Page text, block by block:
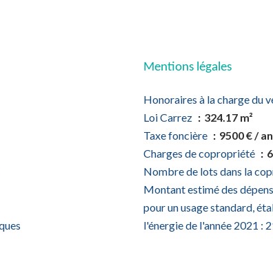
Mentions légales
Honoraires à la charge du
Loi Carrez
324.17 m²
Taxe foncière
9500 € / an
Charges de copropriété
Nombre de lots dans la
Montant estimé des
pour un usage standard,
l'énergie de l'année 2021 :